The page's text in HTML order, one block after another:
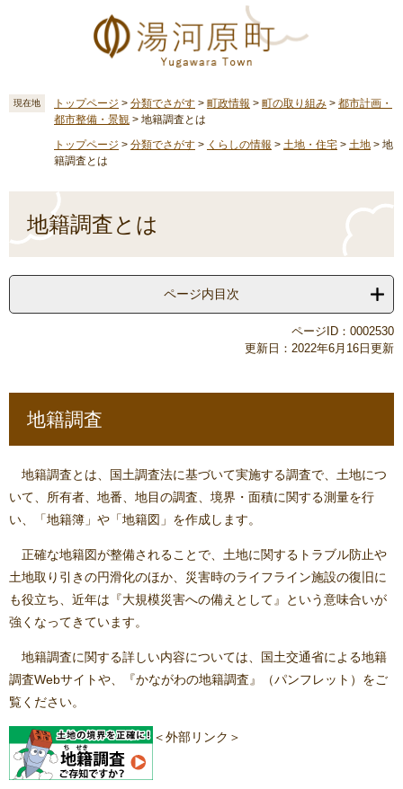
現在地 トップページ > 分類でさがす > 町政情報 > 町の取り組み > 都市計画・
都市整備・景観 > 地籍調査とは
トップページ > 分類でさがす > くらしの情報 > 土地・住宅 > 土地 > 地
籍調査とは
地籍調査とは
ページ内目次
ページID：0002530
更新日：2022年6月16日更新
地籍調査
地籍調査とは、国土調査法に基づいて実施する調査で、土地につ
いて、所有者、地番、地目の調査、境界・面積に関する測量を行
い、「地籍簿」や「地籍図」を作成します。
正確な地籍図が整備されることで、土地に関するトラブル防止や
土地取り引きの円滑化のほか、災害時のライフライン施設の復旧に
も役立ち、近年は『大規模災害への備えとして』という意味合いが
強くなってきています。
地籍調査に関する詳しい内容については、国土交通省による地籍
調査Webサイトや、『かながわの地籍調査』（パンフレット）をご
覧ください。
＜外部リンク＞